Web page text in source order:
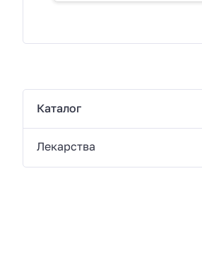
Каталог
Лекарства